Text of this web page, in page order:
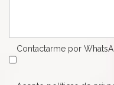
Contactarme por